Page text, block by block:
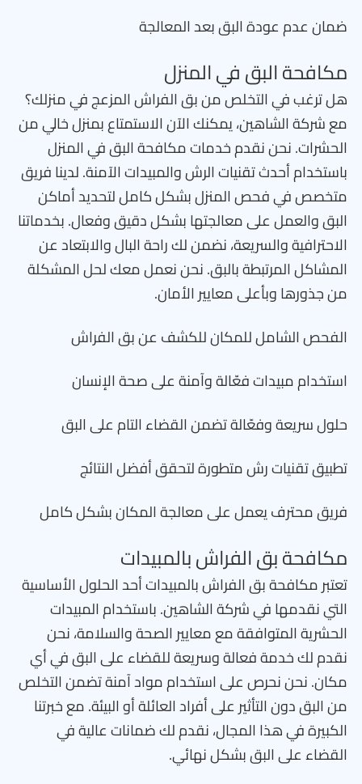
ضمان عدم عودة البق بعد المعالجة
مكافحة البق في المنزل
هل ترغب في التخلص من بق الفراش المزعج في منزلك؟
مع شركة الشاهين، يمكنك الآن الاستمتاع بمنزل خالي من
الحشرات. نحن نقدم خدمات مكافحة البق في المنزل
باستخدام أحدث تقنيات الرش والمبيدات الآمنة. لدينا فريق
متخصص في فحص المنزل بشكل كامل لتحديد أماكن
البق والعمل على معالجتها بشكل دقيق وفعال. بخدماتنا
الاحترافية والسريعة، نضمن لك راحة البال والابتعاد عن
المشاكل المرتبطة بالبق. نحن نعمل معك لحل المشكلة
من جذورها وبأعلى معايير الأمان.
الفحص الشامل للمكان للكشف عن بق الفراش
استخدام مبيدات فعّالة وآمنة على صحة الإنسان
حلول سريعة وفعّالة تضمن القضاء التام على البق
تطبيق تقنيات رش متطورة لتحقق أفضل النتائج
فريق محترف يعمل على معالجة المكان بشكل كامل
مكافحة بق الفراش بالمبيدات
تعتبر مكافحة بق الفراش بالمبيدات أحد الحلول الأساسية
التي نقدمها في شركة الشاهين. باستخدام المبيدات
الحشرية المتوافقة مع معايير الصحة والسلامة، نحن
نقدم لك خدمة فعالة وسريعة للقضاء على البق في أي
مكان. نحن نحرص على استخدام مواد آمنة تضمن التخلص
من البق دون التأثير على أفراد العائلة أو البيئة. مع خبرتنا
الكبيرة في هذا المجال، نقدم لك ضمانات عالية في
القضاء على البق بشكل نهائي.